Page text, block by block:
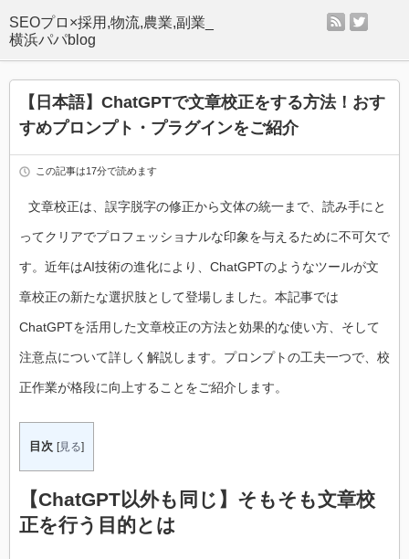
SEOプロ×採用,物流,農業,副業_
横浜パパblog
rss
【日本語】ChatGPTで文章校正をする方法！おす
すめプロンプト・プラグインをご紹介
この記事は17分で読めます
文章校正は、誤字脱字の修正から文体の統一まで、読み手にと
ってクリアでプロフェッショナルな印象を与えるために不可欠で
す。近年はAI技術の進化により、ChatGPTのようなツールが文
章校正の新たな選択肢として登場しました。本記事では
ChatGPTを活用した文章校正の方法と効果的な使い方、そして
注意点について詳しく解説します。プロンプトの工夫一つで、校
正作業が格段に向上することをご紹介します。
目次 [見る]
【ChatGPT以外も同じ】そもそも文章校
正を行う目的とは